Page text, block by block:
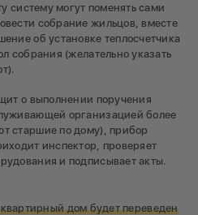
систему могут поменять сами
собрание жильцов, вместе
об установке теплосчетчика
собрания (желательно указать
о выполнении поручения
организацией более
старшие по дому), прибор
инспектор, проверяет
и подписывает акты.
дом будет переведен